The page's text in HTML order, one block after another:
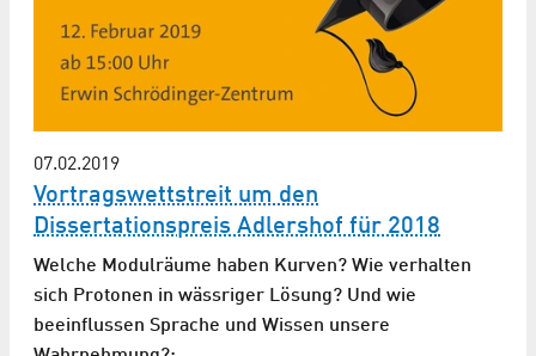
07.02.2019
Vortragswettstreit um den
Dissertationspreis Adlershof für 2018
Welche Modulräume haben Kurven? Wie verhalten
sich Protonen in wässriger Lösung? Und wie
beeinflussen Sprache und Wissen unsere